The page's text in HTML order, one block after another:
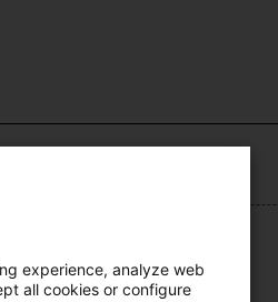
experience, analyze web
all cookies or configure